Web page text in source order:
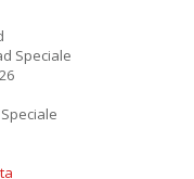
Speciale